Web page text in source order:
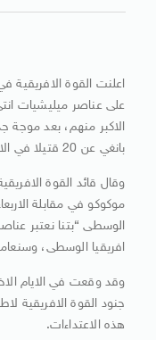
اعلنت القوة الافريقية
على عناصر ميليشيات
الاكبر منهم، بعد
بانغي عن 20 قتيلا في الايام الاخيرة.
وقال قائد القوة
موكوكو في مقابلة
الوسطى “بتنا نعتبر
افريقيا الوسطى،
وقد وقعت في الايام
جنود القوة الافريقية
هذه الاعتداءات.